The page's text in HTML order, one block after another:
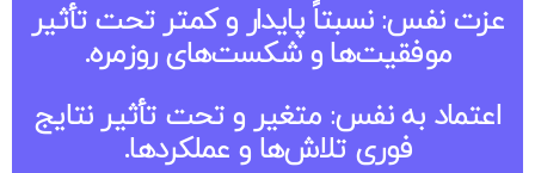
عزت نفس:نسبتاً پایدار و کمتر تحت تأثیر
موفقیت‌ها و شکست‌های روزمره.
اعتماد به نفس:متغیر و تحت تأثیر نتایج
فوری تلاش‌ها و عملکردها.